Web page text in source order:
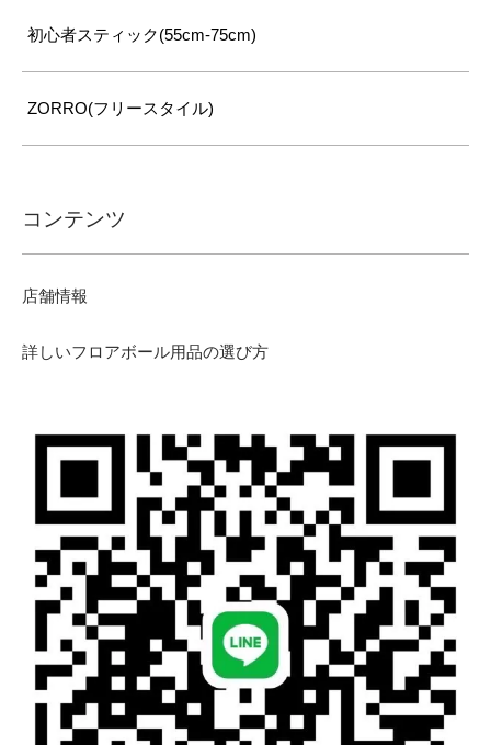
初心者スティック(55cm-75cm)
ZORRO(フリースタイル)
コンテンツ
店舗情報
詳しいフロアボール用品の選び方